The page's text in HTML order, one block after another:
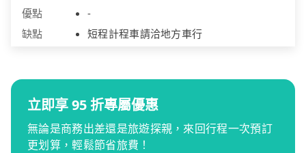
優點
-
缺點
短程計程車請洽地方車行
立即享 95 折專屬優惠
無論是商務出差還是旅遊探親，來回行程一次預訂
更划算，輕鬆節省旅費！